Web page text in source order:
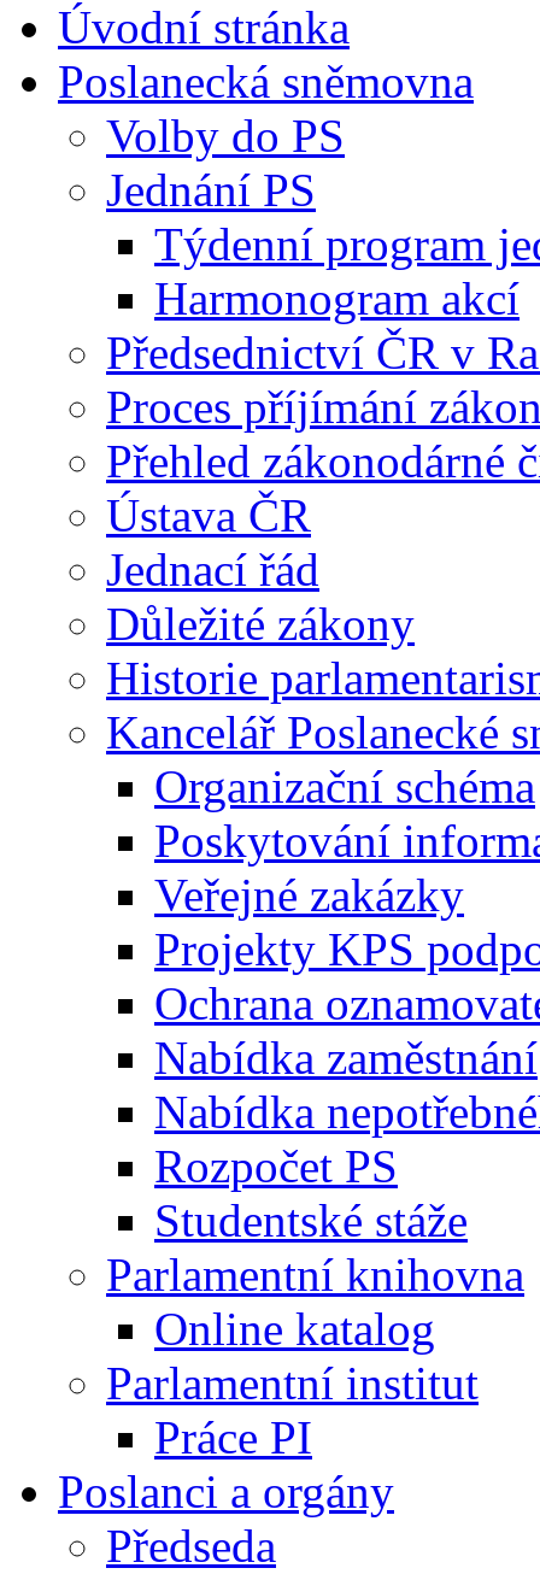
Úvodní stránka
Poslanecká sněmovna
Volby do PS
Jednání PS
Týdenní program
Harmonogram akcí
Předsednictví ČR v
Proces příjímání
Přehled zákonodárné
Ústava ČR
Jednací řád
Důležité zákony
Historie
Kancelář Poslanecké
Organizační schéma
Poskytování
Veřejné zakázky
Projekty KPS
Ochrana
Nabídka zaměstnání
Nabídka
Rozpočet PS
Studentské stáže
Parlamentní knihovna
Online katalog
Parlamentní institut
Práce PI
Poslanci a orgány
Předseda